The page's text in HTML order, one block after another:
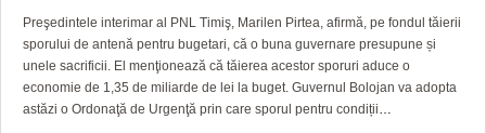
Preşedintele interimar al PNL Timiş, Marilen Pirtea, afirmă, pe fondul tăierii
sporului de antenă pentru bugetari, că o buna guvernare presupune și
unele sacrificii. El menţionează că tăierea acestor sporuri aduce o
economie de 1,35 de miliarde de lei la buget. Guvernul Bolojan va adopta
astăzi o Ordonaţă de Urgenţă prin care sporul pentru condiții